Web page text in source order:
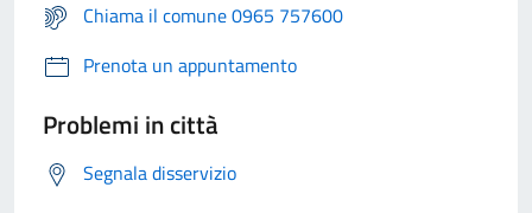
Chiama il comune 0965 757600
Prenota un appuntamento
Problemi in città
Segnala disservizio